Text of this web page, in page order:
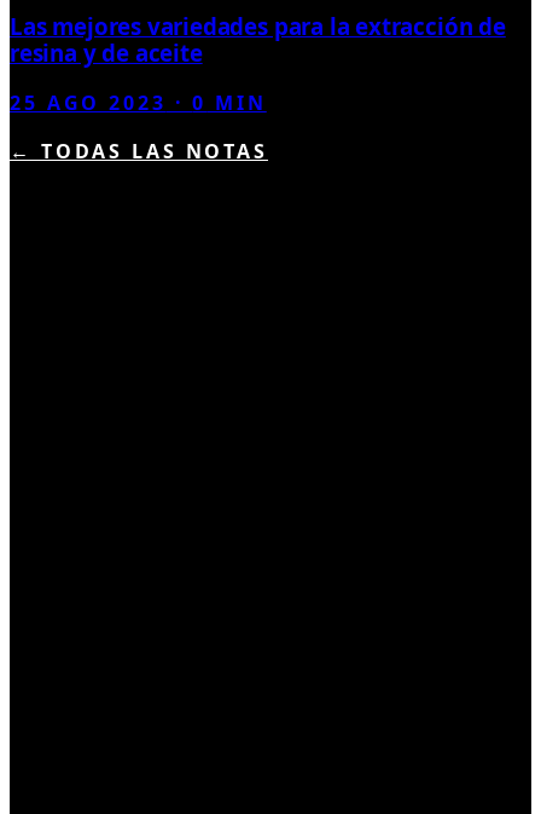
Las mejores variedades para la extracción de
resina y de aceite
25 AGO 2023 ·0 MIN
← TODAS LAS NOTAS